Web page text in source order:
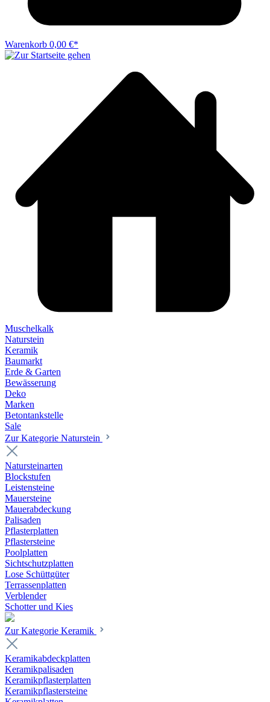
Warenkorb 0,00 €*
Muschelkalk
Naturstein
Keramik
Baumarkt
Erde & Garten
Bewässerung
Deko
Marken
Betontankstelle
Sale
Zur Kategorie Naturstein
Natursteinarten
Blockstufen
Leistensteine
Mauersteine
Mauerabdeckung
Palisaden
Pflasterplatten
Pflastersteine
Poolplatten
Sichtschutzplatten
Lose Schüttgüter
Terrassenplatten
Verblender
Schotter und Kies
Zur Kategorie Keramik
Keramikabdeckplatten
Keramikpalisaden
Keramikpflasterplatten
Keramikpflastersteine